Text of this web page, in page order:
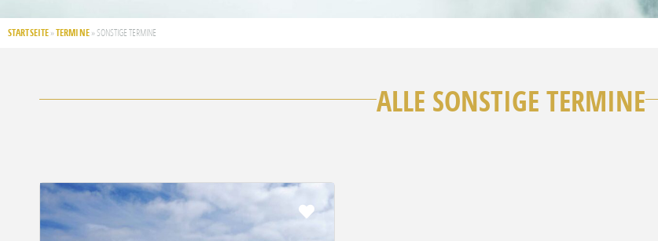
STARTSEITE » TERMINE» SONSTIGE TERMINE
ALLE SONSTIGE TERMINE
Favorit